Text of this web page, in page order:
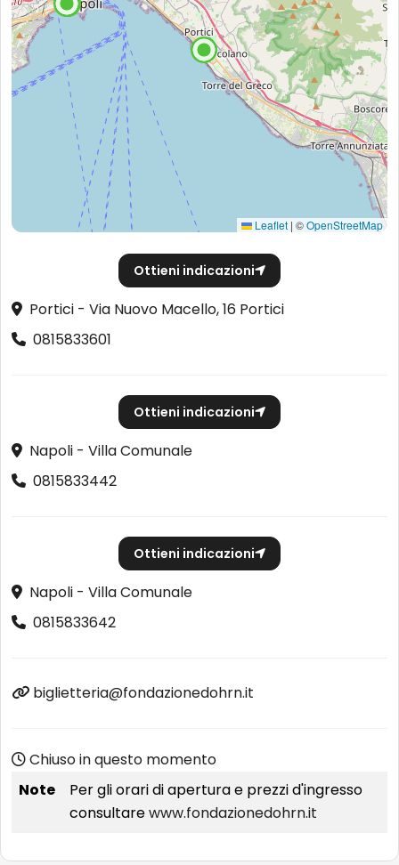
Leaflet | ©OpenStreetMap
Ottieni indicazioni
Portici - Via Nuovo Macello, 16 Portici
0815833601
Ottieni indicazioni
Napoli - Villa Comunale
0815833442
Ottieni indicazioni
Napoli - Villa Comunale
0815833642
biglietteria@fondazionedohrn.it
Chiuso in questo momento
Note
Per gli orari di apertura e prezzi d'ingresso
consultarewww.fondazionedohrn.it